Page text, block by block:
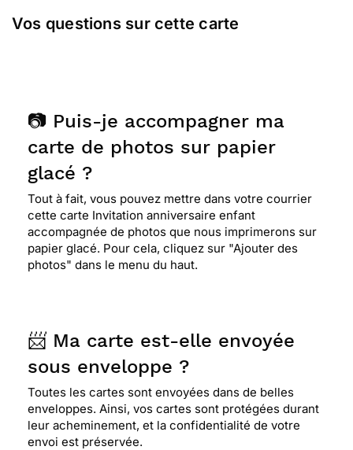
Vos questions sur cette carte
📷 Puis-je accompagner ma
carte de photos sur papier
glacé ?
Tout à fait, vous pouvez mettre dans votre courrier
cette carte Invitation anniversaire enfant
accompagnée de photos que nous imprimerons sur
papier glacé. Pour cela, cliquez sur "Ajouter des
photos" dans le menu du haut.
📨 Ma carte est-elle envoyée
sous enveloppe ?
Toutes les cartes sont envoyées dans de belles
enveloppes. Ainsi, vos cartes sont protégées durant
leur acheminement, et la confidentialité de votre
envoi est préservée.